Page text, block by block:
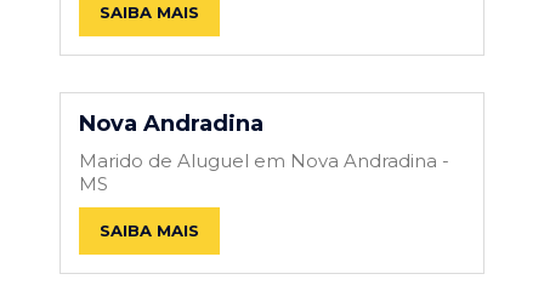
SAIBA MAIS
Nova Andradina
Marido de Aluguel em Nova Andradina -
MS
SAIBA MAIS